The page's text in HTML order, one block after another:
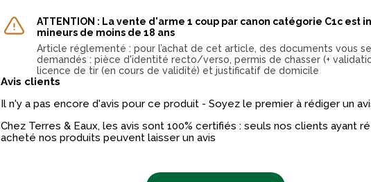
ATTENTION : La vente d'arme 1 coup par canon catégorie C1c est
mineurs de moins de 18 ans
Article réglementé : pour l’achat de cet article, des documents vous
demandés : pièce d'identité recto/verso, permis de chasser (+
licence de tir (en cours de validité) et justificatif de domicile
Avis clients
Il n'y a pas encore d'avis pour ce produit - Soyez le premier à rédiger un
Chez Terres & Eaux, les avis sont 100% certifiés : seuls nos clients ayant
acheté nos produits peuvent laisser un avis